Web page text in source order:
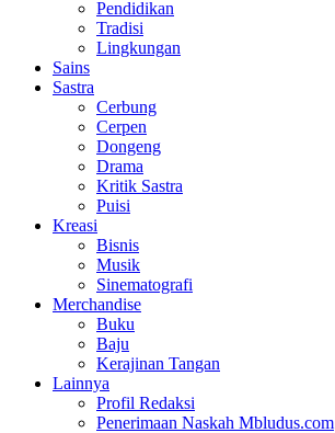
Pendidikan
Tradisi
Lingkungan
Sains
Sastra
Cerbung
Cerpen
Dongeng
Drama
Kritik Sastra
Puisi
Kreasi
Bisnis
Musik
Sinematografi
Merchandise
Buku
Baju
Kerajinan Tangan
Lainnya
Profil Redaksi
Penerimaan Naskah Mbludus.com